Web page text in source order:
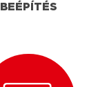
BEÉPÍTÉS